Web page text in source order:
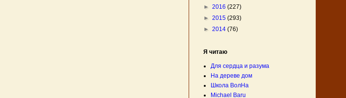
► 2016 (227)
► 2015 (293)
► 2014 (76)
Я читаю
Для сердца и разума
На дереве дом
Школа ВолНа
Michael Baru